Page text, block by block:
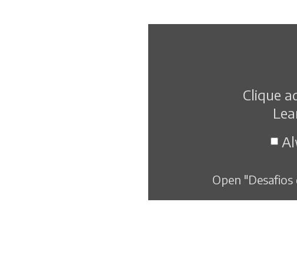
Clique
Open